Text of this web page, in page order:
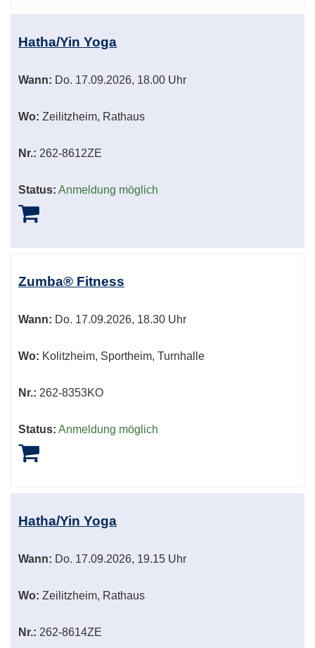
Hatha/Yin Yoga
Wann: Do. 17.09.2026, 18.00 Uhr
Wo: Zeilitzheim, Rathaus
Nr.: 262-8612ZE
Status: Anmeldung möglich
Zumba® Fitness
Wann: Do. 17.09.2026, 18.30 Uhr
Wo: Kolitzheim, Sportheim, Turnhalle
Nr.: 262-8353KO
Status: Anmeldung möglich
Hatha/Yin Yoga
Wann: Do. 17.09.2026, 19.15 Uhr
Wo: Zeilitzheim, Rathaus
Nr.: 262-8614ZE